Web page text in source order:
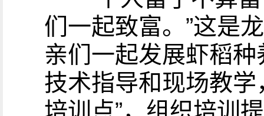
们一起致富。”这是
亲们一起发展虾稻
技术指导和现场教
培训点”，组织培训